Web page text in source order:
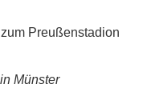
Münster